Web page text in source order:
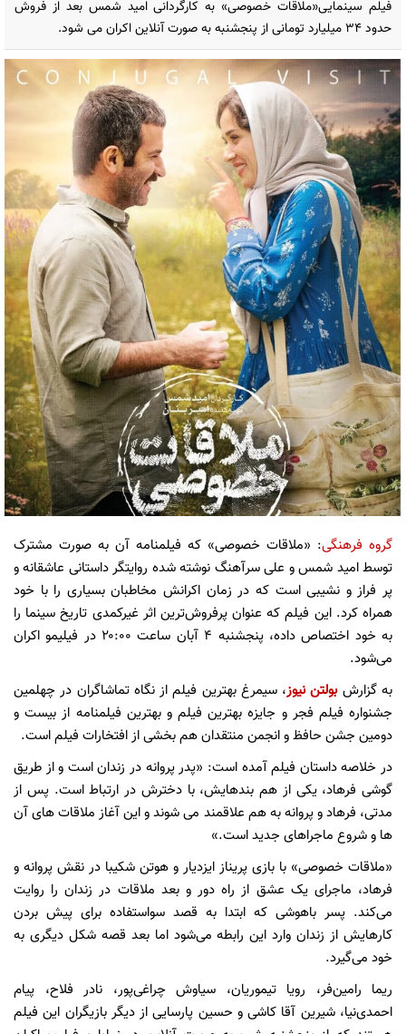
فیلم سینمایی«ملاقات خصوصی» به کارگردانی امید شمس بعد از فروش
حدود ۳۴ میلیارد تومانی از پنجشنبه به صورت آنلاین اکران می شود.
گروه فرهنگی: «ملاقات خصوصی» که فیلمنامه آن به صورت مشترک
توسط امید شمس و علی سرآهنگ نوشته شده روایتگر داستانی عاشقانه و
پر فراز و نشیبی است که در زمان اکرانش مخاطبان بسیاری را با خود
همراه کرد. این فیلم که عنوان پرفروش‌ترین اثر غیرکمدی تاریخ سینما را
به خود اختصاص داده، پنجشنبه ۴ آبان ساعت ۲۰:۰۰ در فیلیمو اکران
می‌شود.
به گزارشبولتن نیوز، سیمرغ بهترین فیلم از نگاه تماشاگران در چهلمین
جشنواره فیلم فجر و جایزه بهترین فیلم و بهترین فیلمنامه از بیست و
دومین جشن حافظ و انجمن منتقدان هم بخشی از افتخارات فیلم است.
در خلاصه داستان فیلم آمده است: «پدر پروانه در زندان است و از طریق
گوشی فرهاد، یکی از هم بندهایش، با دخترش در ارتباط است. پس از
مدتی، فرهاد و پروانه به هم علاقمند می شوند و این آغاز ملاقات های آن
ها و شروع ماجراهای جدید است.»
«ملاقات خصوصی» با بازی پریناز ایزدیار و هوتن شکیبا در نقش پروانه و
فرهاد، ماجرای یک عشق از راه دور و بعد ملاقات در زندان را روایت
می‌کند. پسر باهوشی که ابتدا به قصد سواستفاده برای پیش بردن
کارهایش از زندان وارد این رابطه می‎‌شود اما بعد قصه شکل دیگری به
خود می‌گیرد.
ریما رامین‌فر، رویا تیموریان، سیاوش چراغی‌پور، نادر فلاح، پیام
احمدی‌نیا، شیرین آقا کاشی و حسین پارسایی از دیگر بازیگران این فیلم